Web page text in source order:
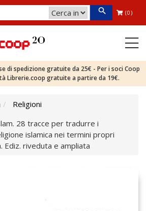
(0)
di spedizione gratuite da 25€ - Per i soci Coop
Librerie.coop gratuite a partire da 19€.
Religioni
28 tracce per tradurre i
islamica nei termini propri
Ediz. riveduta e ampliata